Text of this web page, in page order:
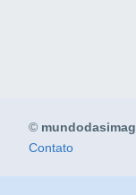
©
Contato